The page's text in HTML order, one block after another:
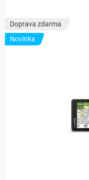
Doprava zdarma
Novinka